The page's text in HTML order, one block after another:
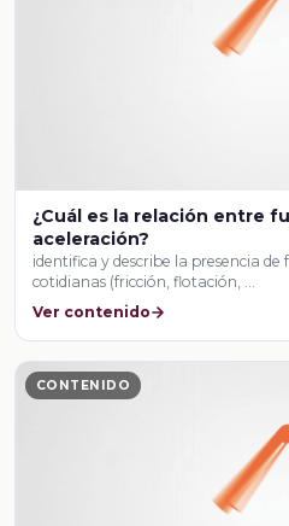
¿Cuál es la relación entre
aceleración?
identifica y describe la presencia
cotidianas (fricción, flotación, …
Ver contenido
CONTENIDO